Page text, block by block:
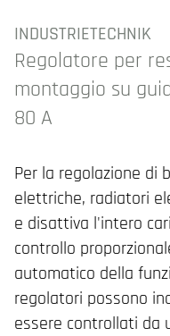
INDUSTRIETECHNIK
Regolatore per
montaggio su
80 A
Per la regolazione di
elettriche, radiatori
e disattiva l'intero
controllo
automatico della
regolatori possono
essere controllati da